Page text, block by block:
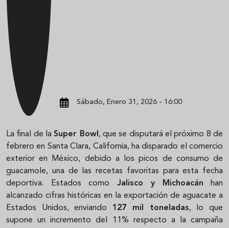
Sábado, Enero 31, 2026 - 16:00
La final de laSuper Bowl, que se disputará el próximo 8 de
febrero en Santa Clara, California, ha disparado el comercio
exterior en México, debido a los picos de consumo de
guacamole, una de las recetas favoritas para esta fecha
deportiva. Estados como Jalisco y Michoacán han
alcanzado cifras históricas en la exportación de aguacate a
Estados Unidos, enviando 127 mil toneladas, lo que
supone un incremento del 11% respecto a la campaña